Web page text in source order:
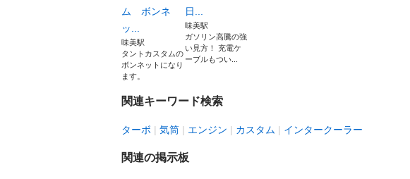
ム ボンネ
ッ...
味美駅
タントカスタムの
ボンネットになり
ます。
日...
味美駅
ガソリン高騰の強
い見方！ 充電ケ
ーブルもつい...
関連キーワード検索
ターボ 気筒 エンジン カスタム インタークーラー
関連の掲示板